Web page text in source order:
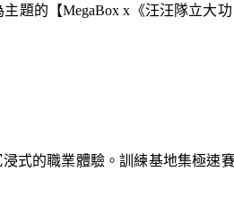
式的職業體驗。訓練基地集極速
題的【MegaBox x《汪汪隊立大